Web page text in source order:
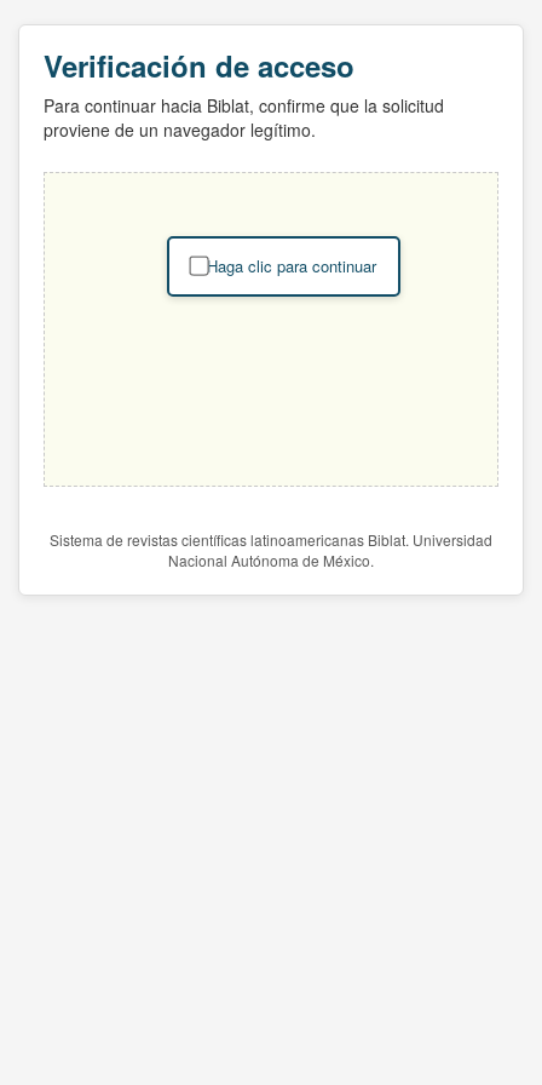
Verificación de acceso
Para continuar hacia Biblat, confirme que la solicitud
proviene de un navegador legítimo.
Haga clic para continuar
Sistema de revistas científicas latinoamericanas Biblat. Universidad
Nacional Autónoma de México.